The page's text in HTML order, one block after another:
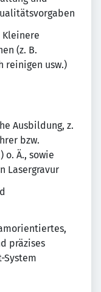
(z. B.
reinigen usw.)
Ausbildung, z.
bzw.
Ä., sowie
Lasergravur
präzises
System